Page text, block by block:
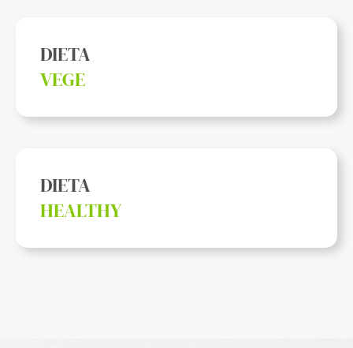
DIETA
VEGE
DIETA
HEALTHY